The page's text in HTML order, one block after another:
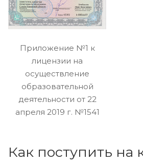
Приложение №1 к
лицензии на
осуществление
образовательной
деятельности от 22
апреля 2019 г. №1541
Как поступить на